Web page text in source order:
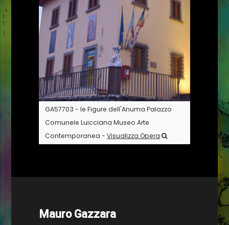
GA57703 - le Figure dell'Anuma Palazzo
Comunele Luicciana Museo Arte
Contemporanea - Visualizza Opera
Mauro Gazzara